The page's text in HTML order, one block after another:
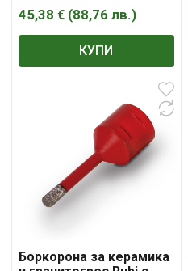
Drygres
45,38 € (88,76 лв.)
КУПИ
Боркорона за керамика